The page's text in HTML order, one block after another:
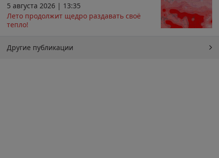
5 августа 2026 | 13:35
Лето продолжит щедро раздавать своё
тепло!
Другие публикации